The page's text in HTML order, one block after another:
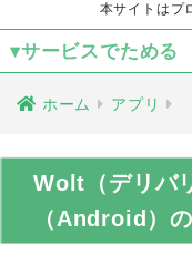
本サイトはプ
▾サービスでためる
ホーム アプリ
Wolt（デリバ
（Android）